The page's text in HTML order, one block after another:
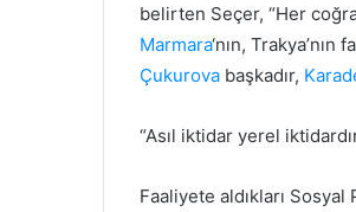
belirten Seçer, “Her
Marmara‘nın, Trakya’nın
Çukurova başkadır,
“Asıl iktidar yerel
Faaliyete aldıkları Sosyal